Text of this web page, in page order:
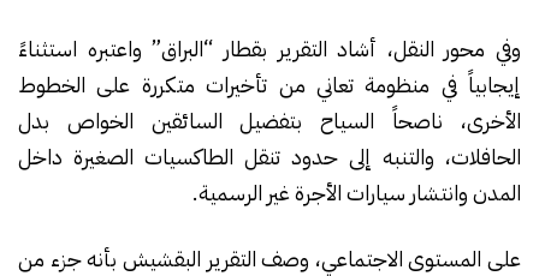
وفي محور النقل، أشاد التقرير بقطار “البراق” واعتبره استثناءً
إيجابياً في منظومة تعاني من تأخيرات متكررة على الخطوط
الأخرى، ناصحاً السياح بتفضيل السائقين الخواص بدل
الحافلات، والتنبه إلى حدود تنقل الطاكسيات الصغيرة داخل
المدن وانتشار سيارات الأجرة غير الرسمية.
على المستوى الاجتماعي، وصف التقرير البقشيش بأنه جزء من